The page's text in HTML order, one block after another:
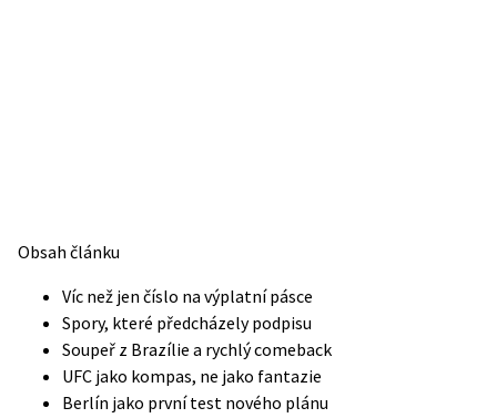
Obsah článku
Víc než jen číslo na výplatní pásce
Spory, které předcházely podpisu
Soupeř z Brazílie a rychlý comeback
UFC jako kompas, ne jako fantazie
Berlín jako první test nového plánu